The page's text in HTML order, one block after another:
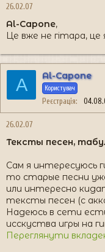
26.02.07
Al-Capone,
Це вже не гітара, це
A Al-Capone
Користувач
Реєстрація
26.02.07
Тексты песен,
Сам я интересуюсь
то старые песни
или интересно
тексты песен (с
Надеюсь в сети
исскуства игры на
Переглянути